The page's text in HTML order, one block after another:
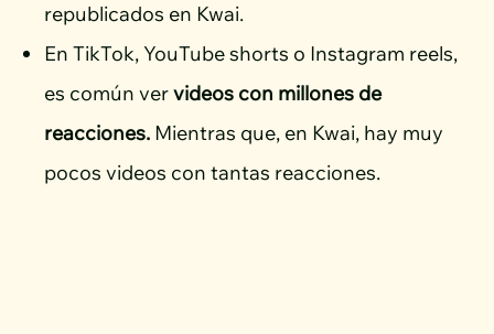
republicados en Kwai.
En TikTok, YouTube shorts o Instagram reels,
es común vervideos con millones de
reacciones. Mientras que, en Kwai, hay muy
pocos videos con tantas reacciones.